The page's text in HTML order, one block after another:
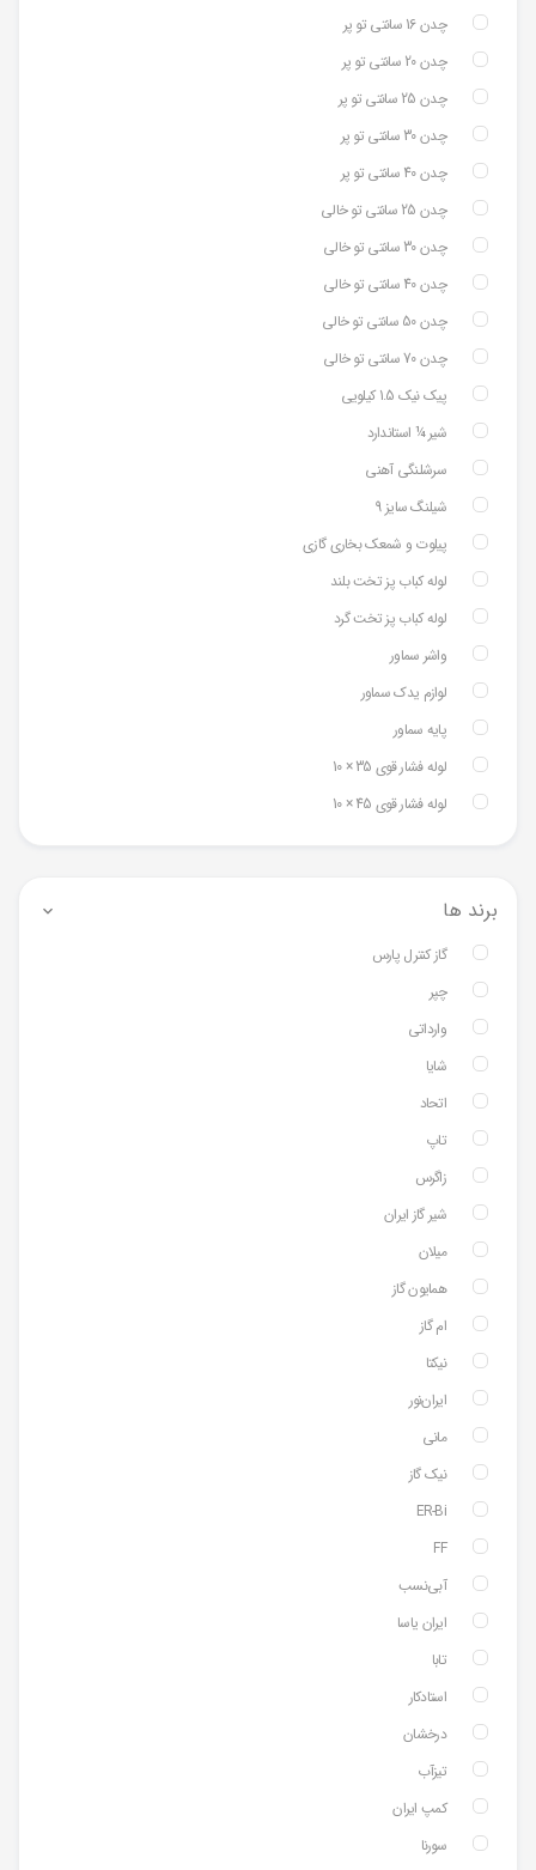
چدن 16 سانتی تو پر
چدن 20 سانتی تو پر
چدن 25 سانتی تو پر
چدن 30 سانتی تو پر
چدن 40 سانتی تو پر
چدن 25 سانتی تو خالی
چدن 30 سانتی تو خالی
چدن 40 سانتی تو خالی
چدن 50 سانتی تو خالی
چدن 70 سانتی تو خالی
پیک نیک 1.5 کیلویی
شیر ¼ استاندارد
سرشلنگی آهنی
شیلنگ سایز 9
پیلوت و شمعک بخاری گازی
لوله کباب پز تخت بلند
لوله کباب پز تخت گرد
واشر سماور
لوازم یدک سماور
پایه سماور
لوله فشار قوی 35 × 10
لوله فشار قوی 45 × 10
برند ها
گاز کنترل پارس
چپر
وارداتی
شایا
اتحاد
تاپ
زاگرس
شیر گاز ایران
میلان
همایون گاز
ام گاز
نیکتا
ایران‌نور
مانی
نیک گاز
ER-Bi
FF
آبی‌نسب
ایران یاسا
تابا
استادکار
درخشان
تیزآب
کمپ ایران
سورنا